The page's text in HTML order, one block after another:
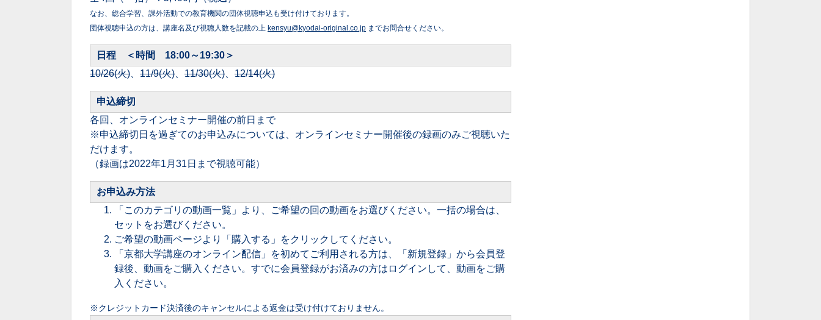
なお、総合学習、課外活動での教育機関の団体視聴申込も受け付けております。
団体視聴申込の方は、講座名及び視聴人数を記載の上 kensyu@kyodai-original.co.jp までお問合せください。
日程 ＜時間 18:00～19:30＞
10/26(火)
11/9(火) 11/30(火) 12/14(火)
申込締切
各回、オンラインセミナー開催の前日まで
※申込締切日を過ぎてのお申込みについては、オンラインセミナー開催後の録画のみご視聴いた
だけます。
（録画は2022年1月31日まで視聴可能）
お申込み方法
「このカテゴリの動画一覧」より、ご希望の回の動画をお選びください。一括の場合は、
セットをお選びください。
ご希望の動画ページより「購入する」をクリックしてください。
「京都大学講座のオンライン配信」を初めてご利用される方は、「新規登録」から会員登
録後、動画をご購入ください。すでに会員登録がお済みの方はログインして、動画をご購
入ください。
※クレジットカード決済後のキャンセルによる返金は受け付けておりません。